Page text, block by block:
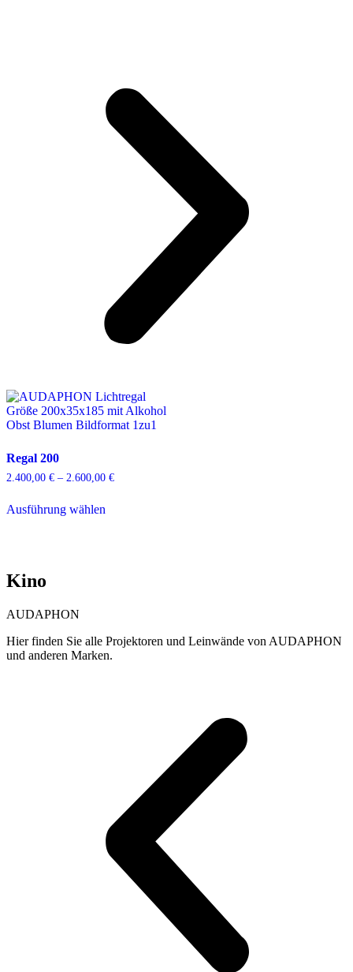
Regal 200
2.400,00 € – 2.600,00 €
Ausführung wählen
der
Produktseite
Kino
AUDAPHON
Hier finden Sie alle Projektoren und Leinwände von AUDAPHON
und anderen Marken.